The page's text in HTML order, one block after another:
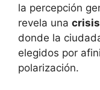
la percepción
revela una
donde la
elegidos por
polarización.